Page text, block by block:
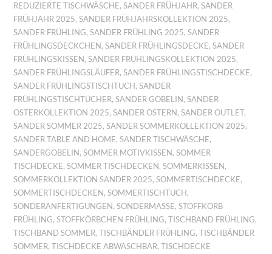
REDUZIERTE TISCHWÄSCHE,SANDER FRÜHJAHR,SANDER
FRÜHJAHR 2025,SANDER FRÜHJAHRSKOLLEKTION 2025,
SANDER FRÜHLING,SANDER FRÜHLING 2025,SANDER
FRÜHLINGSDECKCHEN ,SANDER FRÜHLINGSDECKE,SANDER
FRÜHLINGSKISSEN ,SANDER FRÜHLINGSKOLLEKTION 2025,
SANDER FRÜHLINGSLÄUFER,SANDER FRÜHLINGSTISCHDECKE,
SANDER FRÜHLINGSTISCHTUCH ,SANDER
FRÜHLINGSTISCHTÜCHER,SANDER GOBELIN ,SANDER
OSTERKOLLEKTION 2025,SANDER OSTERN ,SANDER OUTLET,
SANDER SOMMER 2025,SANDER SOMMERKOLLEKTION 2025,
SANDER TABLE AND HOME,SANDER TISCHWÄSCHE,
SANDERGOBELIN ,SOMMER MOTIVKISSEN ,SOMMER
TISCHDECKE,SOMMER TISCHDECKEN ,SOMMERKISSEN ,
SOMMERKOLLEKTION SANDER 2025,SOMMERTISCHDECKE,
SOMMERTISCHDECKEN ,SOMMERTISCHTUCH ,
SONDERANFERTIGUNGEN ,SONDERMASSE ,STOFFKORB
FRÜHLING,STOFFKÖRBCHEN FRÜHLING,TISCHBAND FRÜHLING,
TISCHBAND SOMMER,TISCHBÄNDER FRÜHLING,TISCHBÄNDER
SOMMER,TISCHDECKE ABWASCHBAR,TISCHDECKE